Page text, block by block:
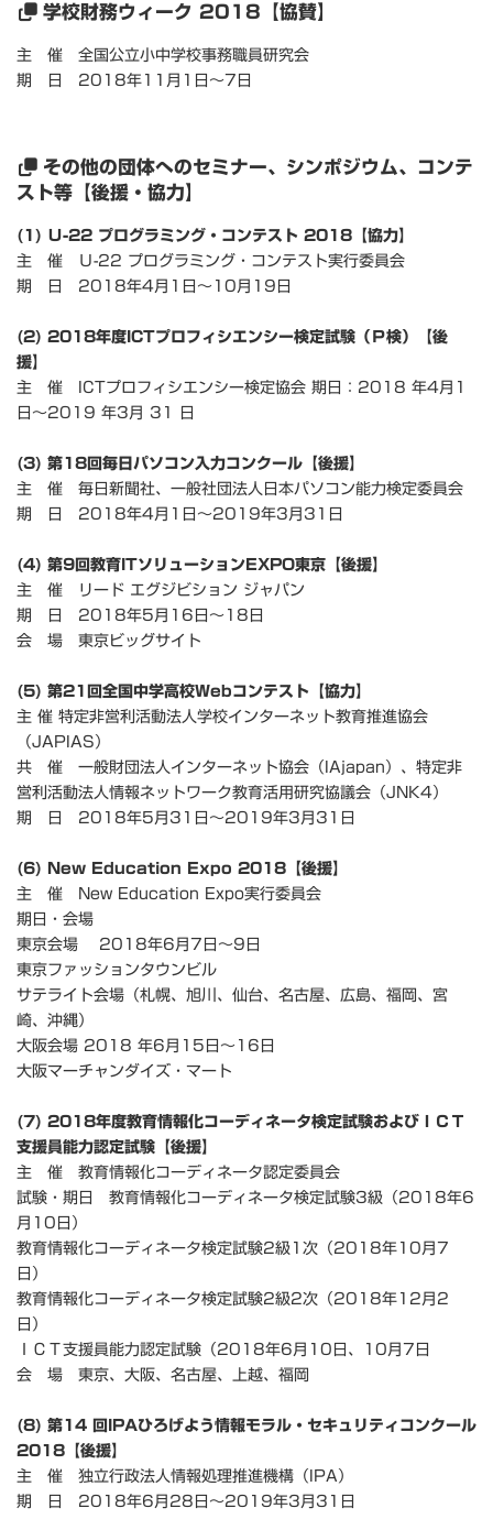
学校財務ウィーク 2018【協賛】
主 催 全国公立小中学校事務職員研究会
期 日 2018年11月1日～7日
その他の団体へのセミナー、シンポジウム、コンテ
スト等【後援・協力】
(1) Ｕ-22 プログラミング・コンテスト 2018【協力】
主 催 Ｕ-22 プログラミング・コンテスト実行委員会
期 日 2018年4月1日～10月19日
(2) 2018年度ICTプロフィシエンシー検定試験（Ｐ検）【後
援】
主 催 ICTプロフィシエンシー検定協会 期日：2018 年4月1
日～2019 年3月 31 日
(3) 第18回毎日パソコン入力コンクール【後援】
主 催 毎日新聞社、一般社団法人日本パソコン能力検定委員会
期 日 2018年4月1日～2019年3月31日
(4) 第9回教育ITソリューションEXPO東京【後援】
主 催 リード エグジビション ジャパン
期 日 2018年5月16日～18日
会 場 東京ビッグサイト
(5) 第21回全国中学高校Webコンテスト【協力】
主 催 特定非営利活動法人学校インターネット教育推進協会
（JAPIAS）
共 催 一般財団法人インターネット協会（IAjapan）、特定非
営利活動法人情報ネットワーク教育活用研究協議会（JNK4）
期 日 2018年5月31日～2019年3月31日
(6) New Education Expo 2018【後援】
主 催 New Education Expo実行委員会
期日・会場
東京会場 2018年6月7日～9日
東京ファッションタウンビル
サテライト会場（札幌、旭川、仙台、名古屋、広島、福岡、宮
崎、沖縄）
大阪会場 2018 年6月15日～16日
大阪マーチャンダイズ・マート
(7) 2018年度教育情報化コーディネータ検定試験およびＩＣＴ
支援員能力認定試験【後援】
主 催 教育情報化コーディネータ認定委員会
試験・期日 教育情報化コーディネータ検定試験3級（2018年6
月10日）
教育情報化コーディネータ検定試験2級1次（2018年10月7
日）
教育情報化コーディネータ検定試験2級2次（2018年12月2
日）
ＩＣＴ支援員能力認定試験（2018年6月10日、10月7日
会 場 東京、大阪、名古屋、上越、福岡
(8) 第14 回IPAひろげよう情報モラル・セキュリティコンクール
2018【後援】
主 催 独立行政法人情報処理推進機構（IPA）
期 日 2018年6月28日～2019年3月31日